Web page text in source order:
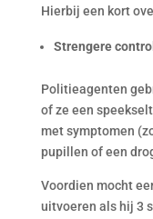
Hierbij een kort
Strengere
Politieagenten
of ze een
met symptomen
pupillen of een
Voordien mocht
uitvoeren als hij 3